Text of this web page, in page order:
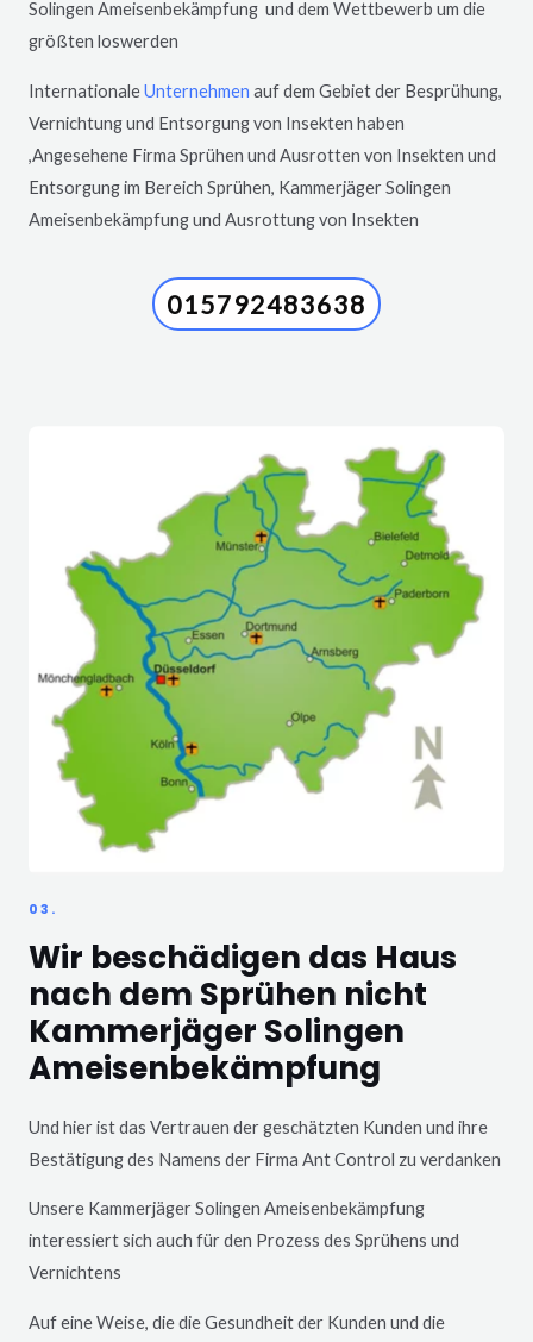
Solingen Ameisenbekämpfung und dem Wettbewerb um die
größten loswerden
InternationaleUnternehmen auf dem Gebiet der Besprühung,
Vernichtung und Entsorgung von Insekten haben
,Angesehene Firma Sprühen und Ausrotten von Insekten und
Entsorgung im Bereich Sprühen, KammerjägerSolingen
Ameisenbekämpfung und Ausrottung von Insekten
015792483638
03.
Wir beschädigen das Haus
nach dem Sprühen nicht
Kammerjäger Solingen
Ameisenbekämpfung
Und hier ist das Vertrauen der geschätzten Kunden und ihre
Bestätigung des Namens der Firma Ant Control zu verdanken
Unsere KammerjägerSolingen Ameisenbekämpfung
interessiert sich auch für den Prozess des Sprühens und
Vernichtens
Auf eine Weise, die die Gesundheit der Kunden und die